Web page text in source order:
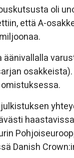
oli
että A-
Danish